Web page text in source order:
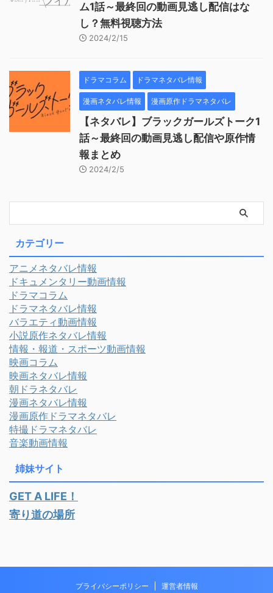
ム1話～最終回の動画見逃し配信はな
し？無料視聴方法
2024/2/15
ドラマコラム ドラマネタバレ情報
漫画ネタバレ情報 漫画原作ドラマネタバレ
【ネタバレ】ブラックガールズトーク1
話～最終回の動画見逃し配信や原作情
報まとめ
2024/2/5
カテゴリー
アニメネタバレ情報
ドキュメンタリー動画情報
ドラマコラム
ドラマネタバレ情報
バラエティ動画情報
小説原作ネタバレ情報
情報・報道・スポーツ動画情報
映画コラム
映画ネタバレ情報
朝ドラネタバレ
漫画ネタバレ情報
漫画原作ドラマネタバレ
特撮ドラマネタバレ
音楽動画情報
姉妹サイト
GET A LIFE！
寄り道の場所
プライバシーポリシー 運営者情報